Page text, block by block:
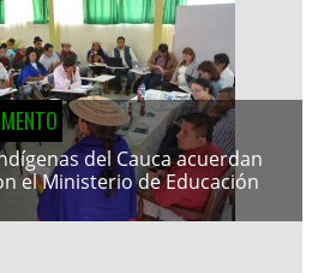
del Cauca acuerdan
el Ministerio de Educación